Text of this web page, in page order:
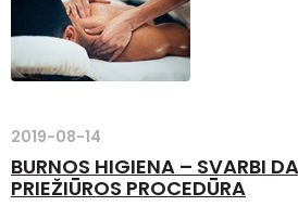
2019-08-14
BURNOS HIGIENA – SVARBI
PRIEŽIŪROS PROCEDŪRA